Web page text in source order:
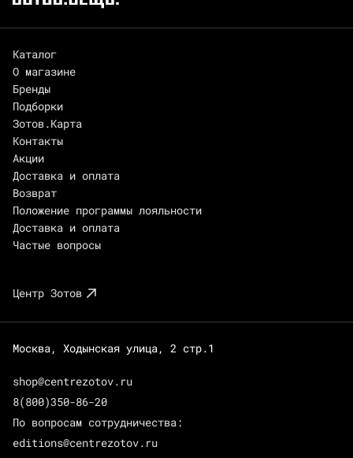
Каталог
О магазине
Бренды
Подборки
Зотов.Карта
Контакты
Акции
Доставка и оплата
Возврат
Положение программы лояльности
Доставка и оплата
Частые вопросы
Центр Зотов
Москва, Ходынская улица, 2 стр.1
shop@centrezotov.ru
8(800)350-86-20
По вопросам сотрудничества:
editions@centrezotov.ru